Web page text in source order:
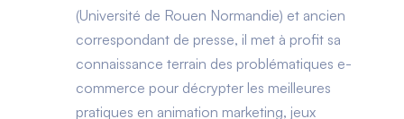
(Université de Rouen Normandie) et ancien
correspondant de presse, il met à profit sa
connaissance terrain des problématiques e-
commerce pour décrypter les meilleures
pratiques en animation marketing, jeux